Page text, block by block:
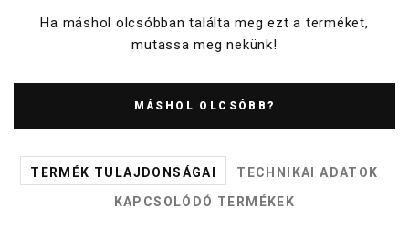
Ha máshol olcsóbban találta meg ezt a terméket,
mutassa meg nekünk!
MÁSHOL OLCSÓBB?
TERMÉK TULAJDONSÁGAI
TECHNIKAI ADATOK
KAPCSOLÓDÓ TERMÉKEK